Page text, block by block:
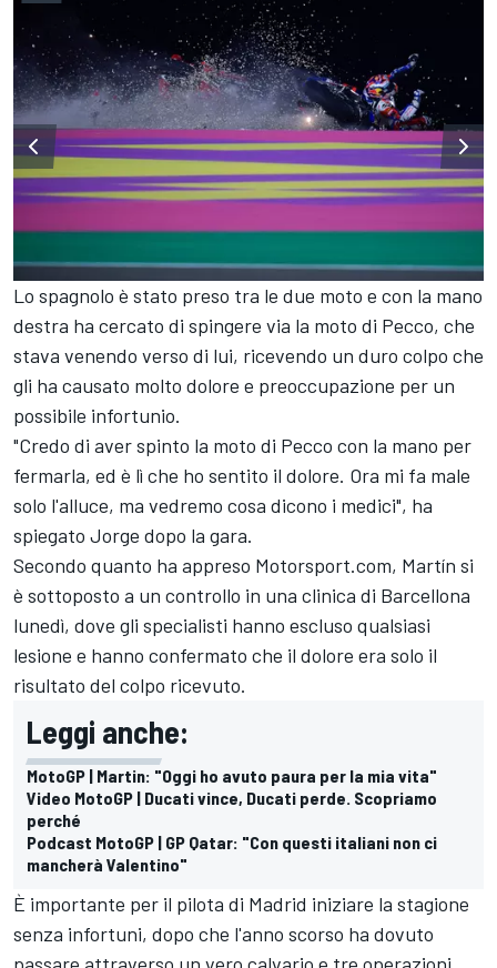
Lo spagnolo è stato preso tra le due moto e con la mano
destra ha cercato di spingere via la moto di Pecco, che
stava venendo verso di lui, ricevendo un duro colpo che
gli ha causato molto dolore e preoccupazione per un
possibile infortunio.
"Credo di aver spinto la moto di Pecco con la mano per
fermarla, ed è lì che ho sentito il dolore. Ora mi fa male
solo l'alluce, ma vedremo cosa dicono i medici", ha
spiegato Jorge dopo la gara.
Secondo quanto ha appreso Motorsport.com, Martín si
è sottoposto a un controllo in una clinica di Barcellona
lunedì, dove gli specialisti hanno escluso qualsiasi
lesione e hanno confermato che il dolore era solo il
risultato del colpo ricevuto.
Leggi anche:
MotoGP | Martin: "Oggi ho avuto paura per la mia vita"
Video MotoGP | Ducati vince, Ducati perde. Scopriamo
perché
Podcast MotoGP | GP Qatar: "Con questi italiani non ci
mancherà Valentino"
È importante per il pilota di Madrid iniziare la stagione
senza infortuni, dopo che l'anno scorso ha dovuto